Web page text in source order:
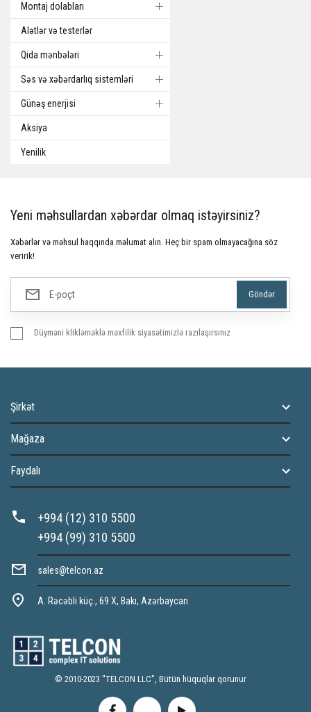
Montaj dolabları
Alətlər və testerlər
Qida mənbələri
Səs və xəbərdarlıq sistemləri
Günəş enerjisi
Aksiya
Yenilik
Yeni məhsullardan xəbərdar olmaq istəyirsiniz?
Xəbərlər və məhsul haqqında məlumat alın. Heç bir spam olmayacağına söz
veririk!
Düyməni klikləməklə məxfilik siyasətimizlə razılaşırsınız
Şirkət
Mağaza
Faydalı
+994 (12) 310 5500
+994 (99) 310 5500
sales@telcon.az
A. Rəcəbli küç., 69 X, Bakı, Azərbaycan
© 2010-2023 "TELCON LLC", Bütün hüquqlar qorunur